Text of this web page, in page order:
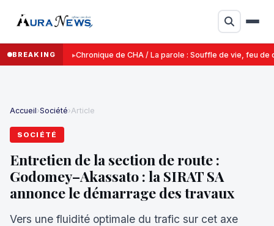
BREAKING Chronique de CHA / La parole : Souffle de vie, feu de
Accueil›Société›Article
SOCIÉTÉ
Entretien de la section de route :
Godomey–Akassato : la SIRAT SA
annonce le démarrage des travaux
Vers une fluidité optimale du trafic sur cet axe